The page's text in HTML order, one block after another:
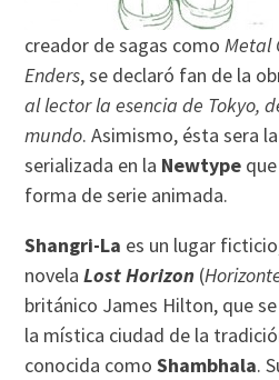
creador de sagas comoMetal
Enders, se declaró fan de la
al lector la esencia de Tokyo,
mundo. Asimismo, ésta sera
serializada en la Newtype
forma de serie animada.
Shangri-La es un lugar
novelaLost Horizon (
británico James Hilton, que
la mística ciudad de la
conocida comoShambhala.